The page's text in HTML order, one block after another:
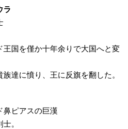
ラ
王国を僅か十年余りで大国へと変
達に憤り、王に反旗を翻した。
鼻ピアスの巨漢
。